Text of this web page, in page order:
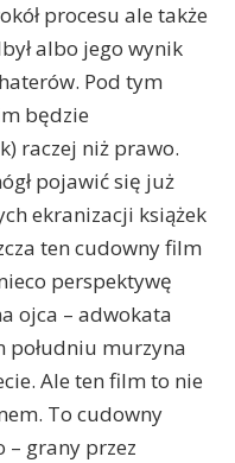
procesu ale także
albo jego wynik
Pod tym
będzie
raczej niż prawo.
pojawić się już
ekranizacji książek
ten cudowny film
perspektywę
ojca – adwokata
południu murzyna
Ale ten film to nie
To cudowny
– grany przez